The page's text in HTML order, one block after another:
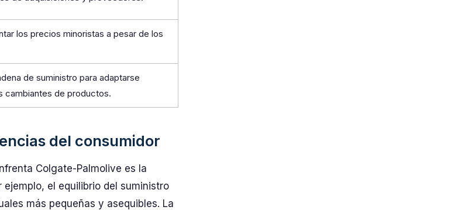
los precios minoristas a pesar de los
de suministro para adaptarse
cambiantes de productos.
del consumidor
Colgate-Palmolive es la
el equilibrio del suministro
más pequeñas y asequibles. La